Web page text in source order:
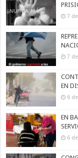
7
7
EN
6
EN
6